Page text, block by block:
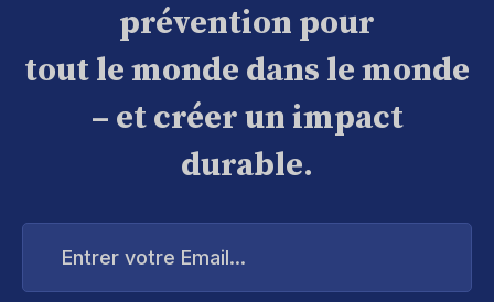
prévention pour
tout le monde dans le monde
– et créer un impact
durable.
Entrer
Email...